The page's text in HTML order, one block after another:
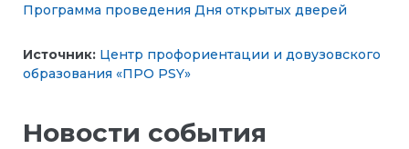
Программа проведения Дня открытых дверей
Источник: Центр профориентации и довузовского
образования «ПРО PSY»
Новости события